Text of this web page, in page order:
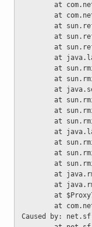
at
at
at
at
at
at
at
at
at
at
at
at
at
at
at
at
at
at
at
at
Caused by: